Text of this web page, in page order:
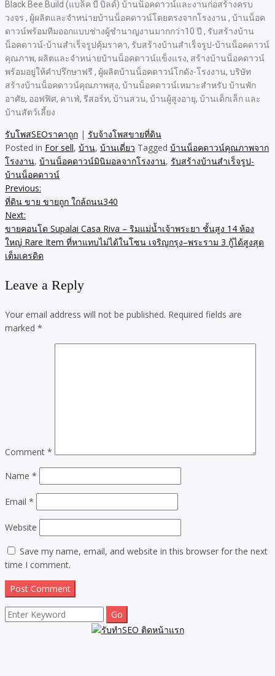
Black Bee Build (แบล็ค บี บิลด์) บ้านน็อคดาวน์และงานก่อสร้างครบ
วงจร , ผู้ผลิตและจำหน่ายบ้านน็อคดาวน์โดยตรงจากโรงงาน , บ้านน็อค
ดาวน์พร้อมทีมออกแบบช่างผู้ชำนาญงานมากกว่า10 ปี , รับสร้างบ้าน
น็อคดาวน์-บ้านสำเร็จรูปคุ้มราคา, รับสร้างบ้านสำเร็จรูป-บ้านน็อคดาวน์
คุณภาพ, ผลิตและจำหน่ายบ้านน็อคดาวน์แข็งแรง, สร้างบ้านน็อคดาวน์
พร้อมอยู่ให้คำปรึกษาฟรี , ผู้ผลิตบ้านน็อคดาวน์โกดัง-โรงงาน, บริษัท
สร้างบ้านน็อคดาวน์คุณภาพสุง, บ้านน็อคดาวน์เหมาะสำหรับ บ้านพัก
อาศัย, ออฟฟิศ, คาเฟ่, รีสอร์ท, บ้านสวน, บ้านผู้สูงอายุ, บ้านเด็กเล็ก และ
บ้านสัตว์เลี้ยง
รับโพสSEOราคาถูก | รับจ้างโพสขายที่ดิน
Posted in For sell, บ้าน, บ้านเดี่ยว Tagged บ้านน็อคดาวน์คุณภาพจาก
โรงงาน, บ้านน็อคดาวน์มินิมอลจากโรงงาน, รับสร้างบ้านสำเร็จรูป-
บ้านน็อคดาวน์
Post
navigation
Previous:
ที่ดิน ขาย ขายถูก ใกล้ถนน340
Next:
ขายคอนโด Supalai Casa Riva – ริมแม่น้ำเจ้าพระยา ชั้นสูง 14 ห้อง
ใหญ่ Rare Item ที่หาแทบไม่ได้ในโซน เจริญกรุง–พระราม 3 กู้ได้สูงสุด
เต็มเครดิด
Leave a Reply
Your email address will not be published. Required fields are
marked *
Comment *
Name *
Email *
Website
Save my name, email, and website in this browser for the next
time I comment.
Search
for: